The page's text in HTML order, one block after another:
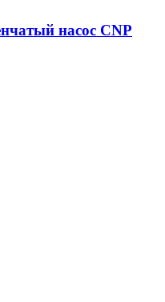
насос CNP